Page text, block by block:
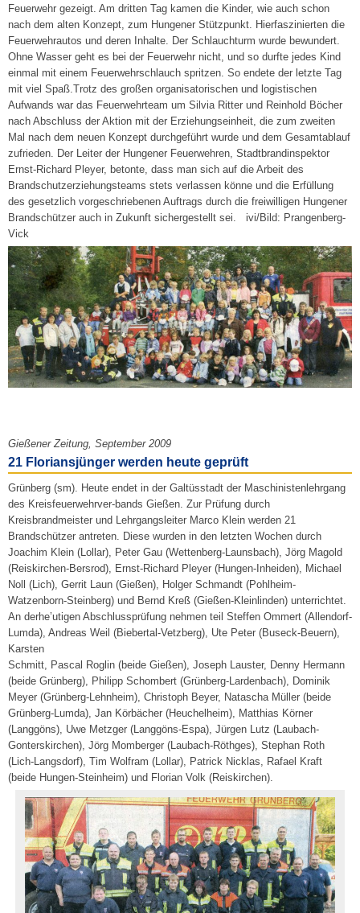
Feuerwehr gezeigt. Am dritten Tag kamen die Kinder, wie auch schon
nach dem alten Konzept, zum Hungener Stützpunkt. Hierfaszinierten die
Feuerwehrautos und deren Inhalte. Der Schlauchturm wurde bewundert.
Ohne Wasser geht es bei der Feuerwehr nicht, und so durfte jedes Kind
einmal mit einem Feuerwehrschlauch spritzen. So endete der letzte Tag
mit viel Spaß.Trotz des großen organisatorischen und logistischen
Aufwands war das Feuerwehrteam um Silvia Ritter und Reinhold Böcher
nach Abschluss der Aktion mit der Erziehungseinheit, die zum zweiten
Mal nach dem neuen Konzept durchgeführt wurde und dem Gesamtablauf
zufrieden. Der Leiter der Hungener Feuerwehren, Stadtbrandinspektor
Ernst-Richard Pleyer, betonte, dass man sich auf die Arbeit des
Brandschutzerziehungsteams stets verlassen könne und die Erfüllung
des gesetzlich vorgeschriebenen Auftrags durch die freiwilligen Hungener
Brandschützer auch in Zukunft sichergestellt sei. ivi/Bild: Prangenberg-
Vick
Gießener Zeitung, September 2009
21 Floriansjünger werden heute geprüft
Grünberg (sm). Heute endet in der Galtüsstadt der Maschinistenlehrgang
des Kreisfeuerwehrver-bands Gießen. Zur Prüfung durch
Kreisbrandmeister und Lehrgangsleiter Marco Klein werden 21
Brandschützer antreten. Diese wurden in den letzten Wochen durch
Joachim Klein (Lollar), Peter Gau (Wettenberg-Launsbach), Jörg Magold
(Reiskirchen-Bersrod), Ernst-Richard Pleyer (Hungen-Inheiden), Michael
Noll (Lich), Gerrit Laun (Gießen), Holger Schmandt (Pohlheim-
Watzenborn-Steinberg) und Bernd Kreß (Gießen-Kleinlinden) unterrichtet.
An derhe’utigen Abschlussprüfung nehmen teil Steffen Ommert (Allendorf-
Lumda), Andreas Weil (Biebertal-Vetzberg), Ute Peter (Buseck-Beuern),
Karsten
Schmitt, Pascal Roglin (beide Gießen), Joseph Lauster, Denny Hermann
(beide Grünberg), Philipp Schombert (Grünberg-Lardenbach), Dominik
Meyer (Grünberg-Lehnheim), Christoph Beyer, Natascha Müller (beide
Grünberg-Lumda), Jan Körbächer (Heuchelheim), Matthias Körner
(Langgöns), Uwe Metzger (Langgöns-Espa), Jürgen Lutz (Laubach-
Gonterskirchen), Jörg Momberger (Laubach-Röthges), Stephan Roth
(Lich-Langsdorf), Tim Wolfram (Lollar), Patrick Nicklas, Rafael Kraft
(beide Hungen-Steinheim) und Florian Volk (Reiskirchen).